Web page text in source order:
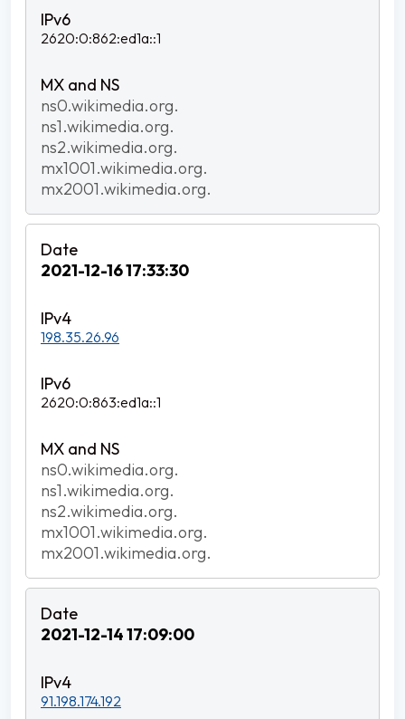
2620:0:862:ed1a::1
ns0.wikimedia.org.
ns1.wikimedia.org.
ns2.wikimedia.org.
mx1001.wikimedia.org.
mx2001.wikimedia.org.
2021-12-16 17:33:30
198.35.26.96
2620:0:863:ed1a::1
ns0.wikimedia.org.
ns1.wikimedia.org.
ns2.wikimedia.org.
mx1001.wikimedia.org.
mx2001.wikimedia.org.
2021-12-14 17:09:00
91.198.174.192